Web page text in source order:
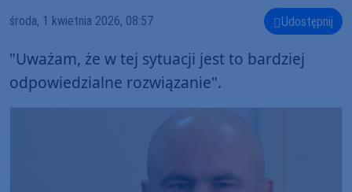
środa, 1 kwietnia 2026, 08:57 Udostępnij
"Uważam, że w tej sytuacji jest to bardziej
odpowiedzialne rozwiązanie".